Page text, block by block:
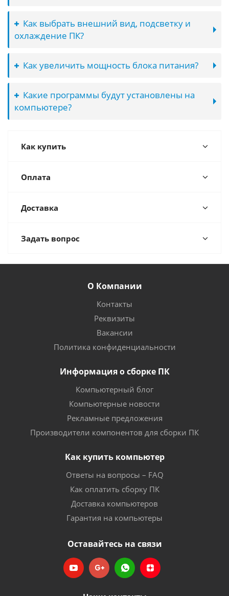
Как выбрать внешний вид, подсветку и
охлаждение ПК?
Как увеличить мощность блока питания?
Какие программы будут установлены на
компьютере?
Как купить
Оплата
Доставка
Задать вопрос
О Компании
Контакты
Реквизиты
Вакансии
Политика конфиденциальности
Информация о сборке ПК
Компьютерный блог
Компьютерные новости
Рекламные предложения
Производители компонентов для сборки ПК
Как купить компьютер
Ответы на вопросы – FAQ
Как оплатить сборку ПК
Доставка компьютеров
Гарантия на компьютеры
Оставайтесь на связи